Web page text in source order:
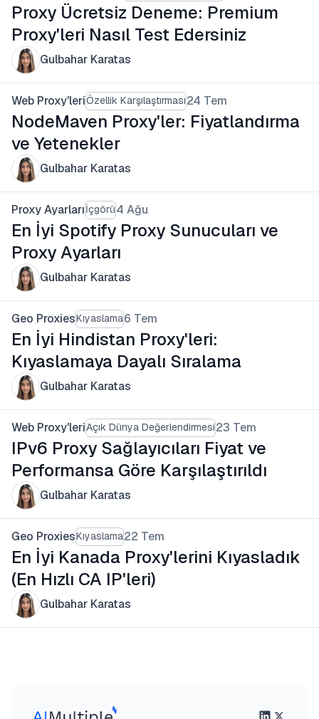
Proxy Ücretsiz Deneme: Premium
Proxy'leri Nasıl Test Edersiniz
Gulbahar Karatas
Web Proxy'leriÖzellik Karşılaştırması24 Tem
NodeMaven Proxy'ler: Fiyatlandırma
ve Yetenekler
Gulbahar Karatas
Proxy Ayarlarıİçgörü4 Ağu
En İyi Spotify Proxy Sunucuları ve
Proxy Ayarları
Gulbahar Karatas
Geo ProxiesKıyaslama6 Tem
En İyi Hindistan Proxy'leri:
Kıyaslamaya Dayalı Sıralama
Gulbahar Karatas
Web Proxy'leriAçık Dünya Değerlendirmesi23 Tem
IPv6 Proxy Sağlayıcıları Fiyat ve
Performansa Göre Karşılaştırıldı
Gulbahar Karatas
Geo ProxiesKıyaslama22 Tem
En İyi Kanada Proxy'lerini Kıyasladık
(En Hızlı CA IP'leri)
Gulbahar Karatas